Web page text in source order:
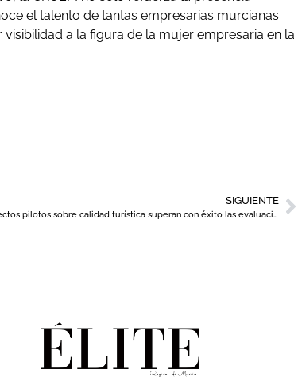
el talento de tantas empresarias murcianas
a la figura de la mujer empresaria en la
SIGUIENTE
Proyectos pilotos sobre calidad turística superan con éxito las evaluaciones on line